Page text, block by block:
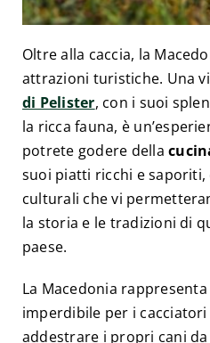
Oltre alla caccia, la
attrazioni turistiche. Una
di Pelister, con i suoi
la ricca fauna, è
potrete godere della
suoi piatti ricchi e saporiti,
culturali che vi
la storia e le tradizioni di
paese.
La Macedonia
imperdibile per i
addestrare i propri cani